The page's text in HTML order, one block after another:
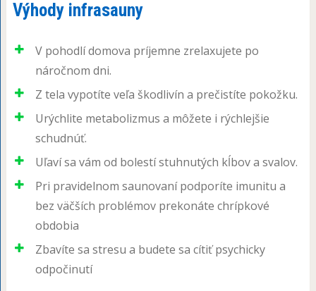
Výhody infrasauny
V pohodlí domova príjemne zrelaxujete po
náročnom dni.
Z tela vypotíte veľa škodlivín a prečistíte pokožku.
Urýchlite metabolizmus a môžete i rýchlejšie
schudnúť.
Uľaví sa vám od bolestí stuhnutých kĺbov a svalov.
Pri pravidelnom saunovaní podporíte imunitu a
bez väčších problémov prekonáte chrípkové
obdobia
Zbavíte sa stresu a budete sa cítiť psychicky
odpočinutí